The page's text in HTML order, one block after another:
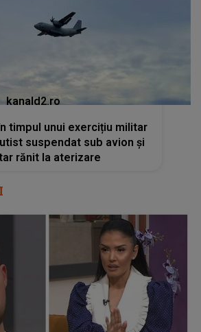
kanald2.ro
timpul unui exercițiu militar
suspendat sub avion și
rănit la aterizare